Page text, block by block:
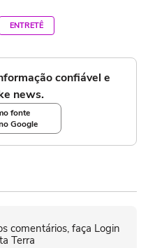
ENTRETÊ
confiável e
news.
fonte
Google
comentários, faça Login
Terra